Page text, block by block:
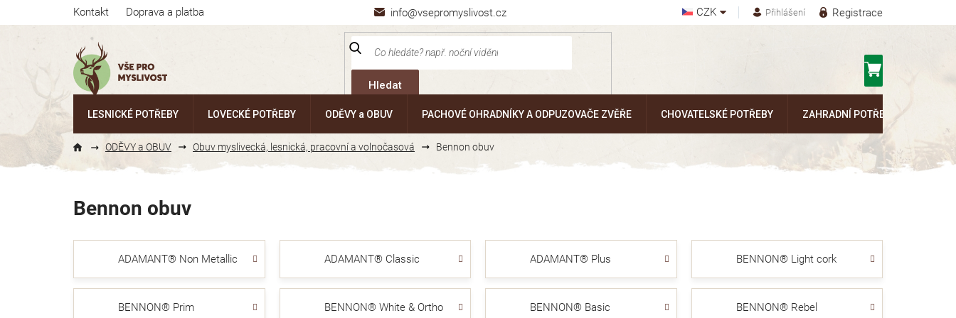
info@vsepromyslivost.cz
Kontakt Doprava a platba CZK Registrace
Přihlášení
Hledat
LESNICKÉ POTŘEBY LOVECKÉ POTŘEBY ODĚVY a OBUV PACHOVÉ OHRADNÍKY A ODPUZOVAČE ZVĚŘE CHOVATELSKÉ POTŘEBY ZAHRADNÍ POTŘEBY
ODĚVY a OBUV Obuv myslivecká, lesnická, pracovní a volnočasová Bennon obuv
Bennon obuv
ADAMANT® Non Metallic ADAMANT® Classic ADAMANT® Plus BENNON® Light cork
BENNON® Prim BENNON® White & Ortho BENNON® Basic BENNON® Rebel